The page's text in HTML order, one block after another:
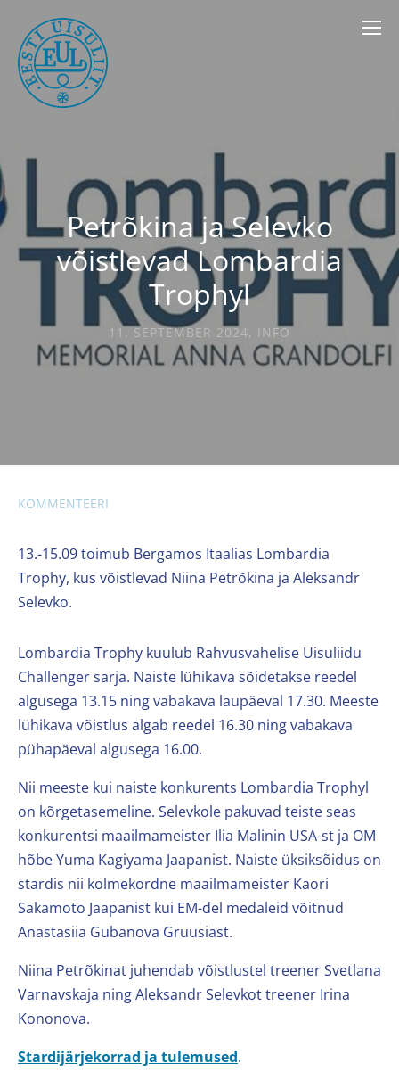
Petrõkina ja Selevko
võistlevad Lombardia
Trophyl
11. SEPTEMBER 2024, INFO
KOMMENTEERI
13.-15.09 toimub Bergamos Itaalias Lombardia
Trophy, kus võistlevad Niina Petrõkina ja Aleksandr
Selevko.
Lombardia Trophy kuulub Rahvusvahelise Uisuliidu
Challenger sarja. Naiste lühikava sõidetakse reedel
algusega 13.15 ning vabakava laupäeval 17.30. Meeste
lühikava võistlus algab reedel 16.30 ning vabakava
pühapäeval algusega 16.00.
Nii meeste kui naiste konkurents Lombardia Trophyl
on kõrgetasemeline. Selevkole pakuvad teiste seas
konkurentsi maailmameister Ilia Malinin USA-st ja OM
hõbe Yuma Kagiyama Jaapanist. Naiste üksiksõidus on
stardis nii kolmekordne maailmameister Kaori
Sakamoto Jaapanist kui EM-del medaleid võitnud
Anastasiia Gubanova Gruusiast.
Niina Petrõkinat juhendab võistlustel treener Svetlana
Varnavskaja ning Aleksandr Selevkot treener Irina
Kononova.
Stardijärjekorrad ja tulemused.